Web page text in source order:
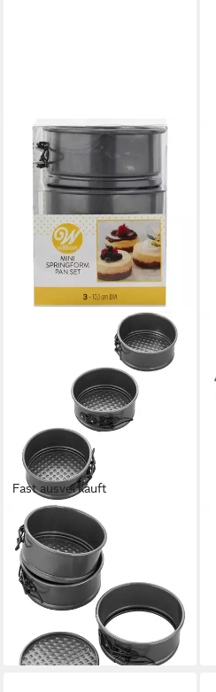
Fast ausverkauft
WILTON
Backform Wilton Mini
Springform Backform 3 Stück,
(Set 3-tlg)
14,49 € UVP17,35 €
lieferbar - in 2-3 Werktagen bei dir